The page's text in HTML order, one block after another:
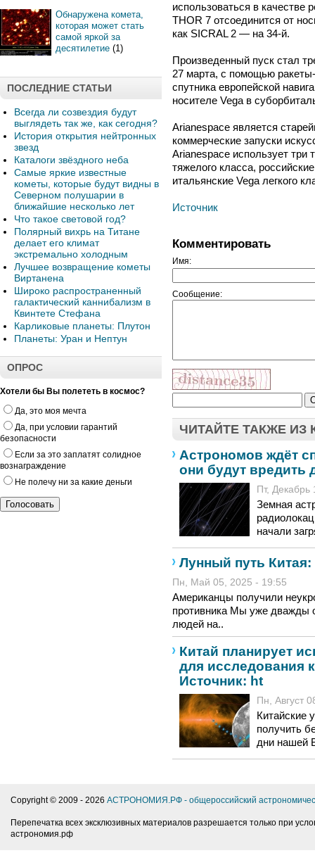
Обнаружена комета,
которая может стать
самой яркой за
десятилетие (1)
ПОСЛЕДНИЕ СТАТЬИ
Всегда ли созвездия будут
выглядеть так же, как сегодня?
История открытия нейтронных
звезд
Каталоги звёздного неба
Самые яркие известные
кометы, которые будут видны в
Северном полушарии в
ближайшие несколько лет
Что такое световой год?
Полярный вихрь на Титане
делает его климат
экстремально холодным
Лучшее возвращение кометы
Виртанена
Широко распространенный
галактический каннибализм в
Квинтете Стефана
Карликовые планеты: Плутон
Планеты: Уран и Нептун
ОПРОС
Хотели бы Вы полететь в космос?
Да, это моя мечта
Да, при условии гарантий
безопасности
Если за это заплатят солидное
вознаграждение
Не полечу ни за какие деньги
использоваться в
THOR 7 отсоединится от
как SICRAL 2 — на 34-й.
Произведенный пуск стал
27 марта, с помощью
спутника европейской
носителе Vega в
Arianespace является
коммерческие запуски
Arianespace использует три
тяжелого класса,
итальянские Vega легкого
Источник
Комментировать
Имя:
Сообщение:
ЧИТАЙТЕ ТАКЖЕ ИЗ
Астрономов ждёт
они будут вредить
Пт,
Земная
начали
Лунный путь
Пн, Май 05, 2025 - 19:55
Американцы получили
противника Мы уже дважды
людей на..
Китай планирует
для исследования
Источник: ht
Пн, Август
Китайские
получить
дни нашей
Copyright © 2009 - 2026 АСТРОНОМИЯ.РФ - общероссийский
Перепечатка всех эксклюзивных материалов разрешается только при
астрономия.рф